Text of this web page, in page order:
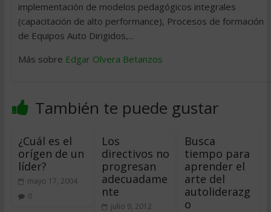
implementación de modelos pedagógicos integrales
(capacitación de alto performance), Procesos de formación
de Equipos Auto Dirigidos,...
Más sobre Edgar Olvera Betanzos
También te puede gustar
¿Cuál es el
orígen de un
líder?
mayo 17, 2004
0
Los
directivos no
progresan
adecuadame
nte
julio 9, 2012
Busca
tiempo para
aprender el
arte del
autoliderazg
o